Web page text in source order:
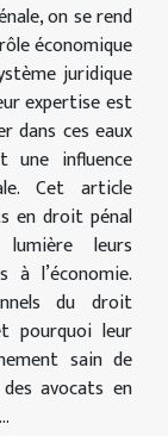
on se rend
économique
juridique
expertise est
dans ces eaux
une influence
Cet article
en droit pénal
leurs
l’économie.
du droit
pourquoi leur
sain de
avocats en